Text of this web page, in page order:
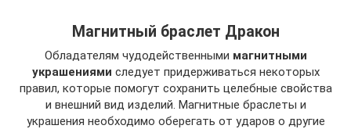
Магнитный браслет Дракон
Обладателям чудодейственными магнитными
украшениями следует придерживаться некоторых
правил, которые помогут сохранить целебные свойства
и внешний вид изделий. Магнитные браслеты и
украшения необходимо оберегать от ударов о другие